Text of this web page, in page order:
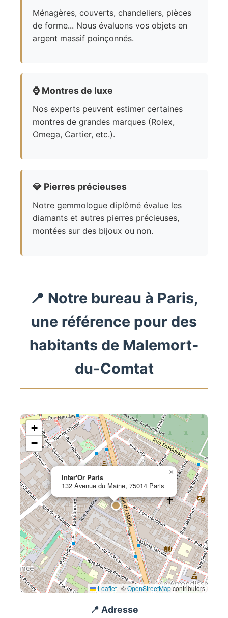
Ménagères, couverts, chandeliers, pièces
de forme... Nous évaluons vos objets en
argent massif poinçonnés.
⌚ Montres de luxe
Nos experts peuvent estimer certaines
montres de grandes marques (Rolex,
Omega, Cartier, etc.).
💎 Pierres précieuses
Notre gemmologue diplômé évalue les
diamants et autres pierres précieuses,
montées sur des bijoux ou non.
📍 Notre bureau à Paris,
une référence pour des
habitants de Malemort-
du-Comtat
Inter'Or Paris
132 Avenue du Maine, 75014 Paris
×
+
−
Leaflet | ©OpenStreetMapcontributors
📍 Adresse